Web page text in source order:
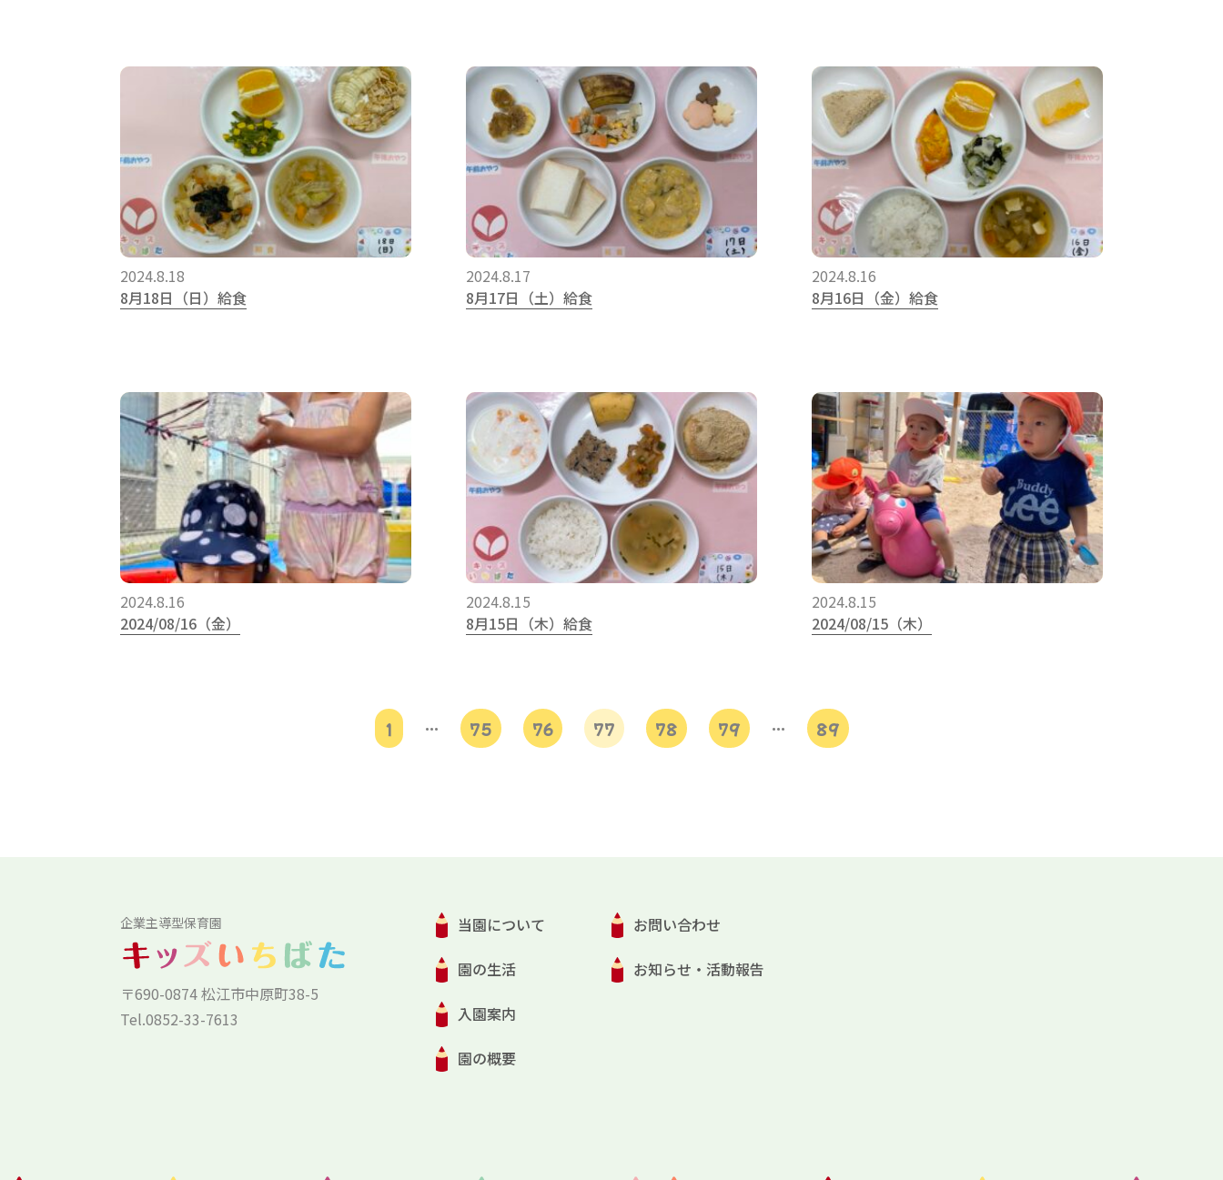
2024.8.18
8月18日（日）給食
2024.8.17
8月17日（土）給食
2024.8.16
8月16日（金）給食
2024.8.16
2024/08/16（金）
2024.8.15
8月15日（木）給食
2024.8.15
2024/08/15（木）
1 … 75 76 77 78 79 … 89
企業主導型保育園
〒690-0874 松江市中原町38-5
Tel.0852-33-7613
当園について
園の生活
入園案内
園の概要
お問い合わせ
お知らせ・活動報告